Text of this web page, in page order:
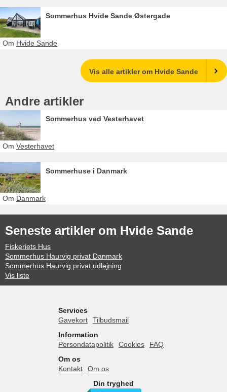
Sommerhus Hvide Sande Østergade
Om Hvide Sande
Vis alle artikler om Hvide Sande
Andre artikler
Sommerhus ved Vesterhavet
Om Vesterhavet
Sommerhuse i Danmark
Om Danmark
Seneste artikler om Hvide Sande
Fiskeriets Hus
Sommerhus Haurvig privat Danmark
Sommerhus Haurvig privat udlejning
Vis liste
Services
Gavekort
Tilbudsmail
Information
Persondatapolitik
Cookies
FAQ
Om os
Kontakt
Om os
Din tryghed